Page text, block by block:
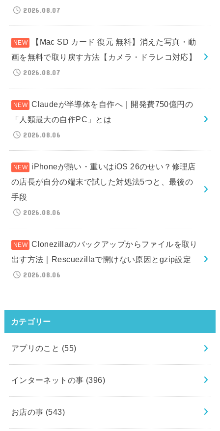
2026.08.07
【Mac SD カード 復元 無料】消えた写真・動
画を無料で取り戻す方法【カメラ・ドラレコ対応】
2026.08.07
Claudeが半導体を自作へ｜開発費750億円の
「人類最大の自作PC」とは
2026.08.06
iPhoneが熱い・重いはiOS 26のせい？修理店
の店長が自分の端末で試した対処法5つと、最後の
手段
2026.08.06
Clonezillaのバックアップからファイルを取り
出す方法｜Rescuezillaで開けない原因とgzip設定
2026.08.06
カテゴリー
アプリのこと (55)
インターネットの事 (396)
お店の事 (543)